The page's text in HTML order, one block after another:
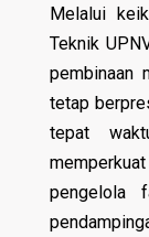
Melalui
Teknik
pembinaan
tetap
tepat
pengelola